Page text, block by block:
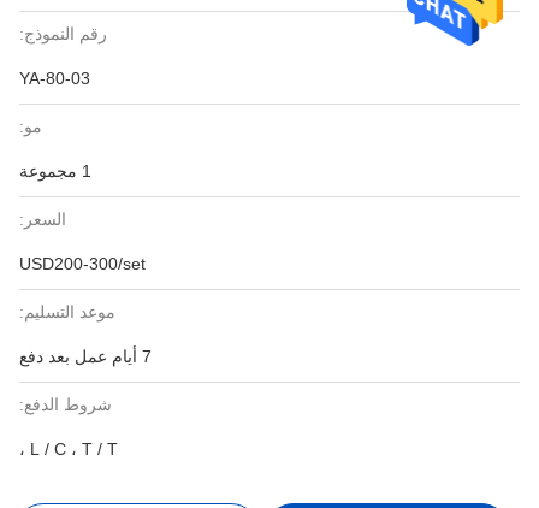
رقم النموذج:
YA-80-03
مو:
السعر:
USD200-300/set
موعد التسليم:
شروط الدفع:
L / C ، T / T ،